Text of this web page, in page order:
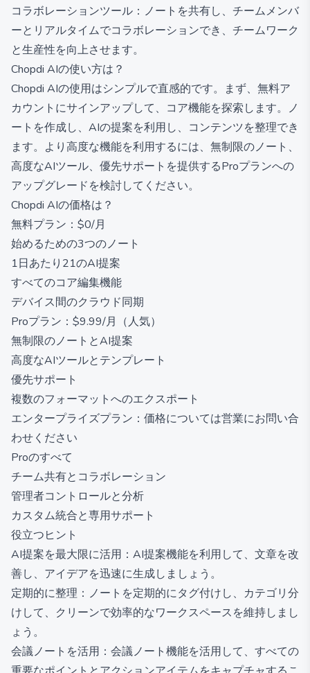
コラボレーションツール：ノートを共有し、チームメンバ
ーとリアルタイムでコラボレーションでき、チームワーク
と生産性を向上させます。
Chopdi AIの使い方は？
Chopdi AIの使用はシンプルで直感的です。まず、無料ア
カウントにサインアップして、コア機能を探索します。ノ
ートを作成し、AIの提案を利用し、コンテンツを整理でき
ます。より高度な機能を利用するには、無制限のノート、
高度なAIツール、優先サポートを提供するProプランへの
アップグレードを検討してください。
Chopdi AIの価格は？
無料プラン：$0/月
始めるための3つのノート
1日あたり21のAI提案
すべてのコア編集機能
デバイス間のクラウド同期
Proプラン：$9.99/月（人気）
無制限のノートとAI提案
高度なAIツールとテンプレート
優先サポート
複数のフォーマットへのエクスポート
エンタープライズプラン：価格については営業にお問い合
わせください
Proのすべて
チーム共有とコラボレーション
管理者コントロールと分析
カスタム統合と専用サポート
役立つヒント
AI提案を最大限に活用：AI提案機能を利用して、文章を改
善し、アイデアを迅速に生成しましょう。
定期的に整理：ノートを定期的にタグ付けし、カテゴリ分
けして、クリーンで効率的なワークスペースを維持しまし
ょう。
会議ノートを活用：会議ノート機能を活用して、すべての